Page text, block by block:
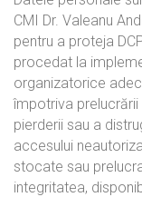
CMI Dr. Valeanu
pentru a proteja
procedat la
organizatorice
împotriva
pierderii sau a
accesului
stocate sau
integritatea,